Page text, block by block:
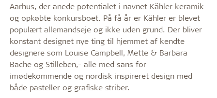
Aarhus, der anede potentialet i navnet Kähler keramik
og opkøbte konkursboet. På få år er Kähler er blevet
populært allemandseje og ikke uden grund. Der bliver
konstant designet nye ting til hjemmet af kendte
designere som Louise Campbell, Mette & Barbara
Bache og Stilleben,- alle med sans for
imødekommende og nordisk inspireret design med
både pasteller og grafiske striber.